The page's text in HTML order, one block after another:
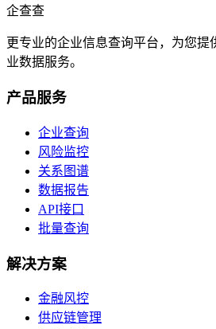
企查查
更专业的企业信息查询平台，为您提
业数据服务。
产品服务
企业查询
风险监控
关系图谱
数据报告
API接口
批量查询
解决方案
金融风控
供应链管理